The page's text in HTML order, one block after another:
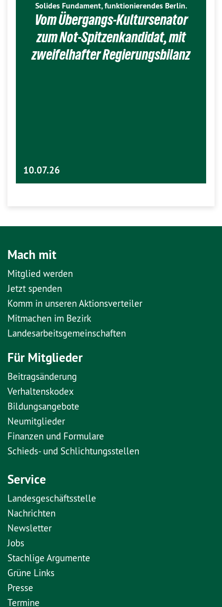
Solides Fundament, funktionierendes Berlin.
Vom Übergangs-Kultursenator
zum Not-Spitzenkandidat, mit
zweifelhafter Regierungsbilanz
10.07.26
Mach mit
Mitglied werden
Jetzt spenden
Komm in unseren Aktionsverteiler
Mitmachen im Bezirk
Landesarbeitsgemeinschaften
Für Mitglieder
Beitragsänderung
Verhaltenskodex
Bildungsangebote
Neumitglieder
Finanzen und Formulare
Schieds- und Schlichtungsstellen
Service
Landesgeschäftsstelle
Nachrichten
Newsletter
Jobs
Stachlige Argumente
Grüne Links
Presse
Termine